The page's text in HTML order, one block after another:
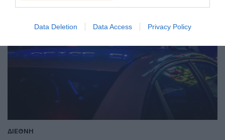
Data Deletion Data Access Privacy Policy
ΔΙΕΘΝΗ